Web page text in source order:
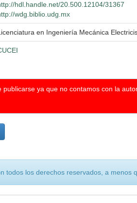
hdl.handle.net/20.500.12104/31367
wdg.biblio.udg.mx
en Ingeniería Mecánica
ya que no contamos con la
todos los derechos reservados, a menos